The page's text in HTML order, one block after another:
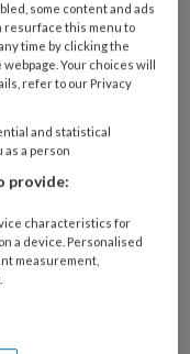
U wilt
bekend bij
zorg
some content and ads
resurface this menu to
time by clicking the
Your choices will
refer to our Privacy
and statistical
as a person
provide:
characteristics for
a device. Personalised
measurement,